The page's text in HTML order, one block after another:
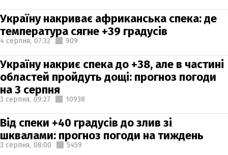
Україну накриває африканська спека: де
температура сягне +39 градусів
4 серпня, 07:32 909
Україну накриє спека до +38, але в частині
областей пройдуть дощі: прогноз погоди
на 3 серпня
3 серпня, 09:27 10938
Від спеки +40 градусів до злив зі
шквалами: прогноз погоди на тиждень
3 серпня, 08:00 5459